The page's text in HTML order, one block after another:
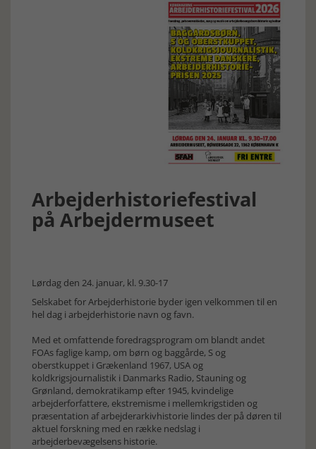
Arbejderhistoriefestival
på Arbejdermuseet
Lørdag den 24. januar, kl. 9.30-17
Selskabet for Arbejderhistorie byder igen velkommen til en
hel dag i arbejderhistorie navn og favn.
Med et omfattende foredragsprogram om blandt andet
FOAs faglige kamp, om børn og baggårde, S og
oberstkuppet i Grækenland 1967, USA og
koldkrigsjournalistik i Danmarks Radio, Stauning og
Grønland, demokratikamp efter 1945, kvindelige
arbejderforfattere, ekstremisme i mellemkrigstiden og
præsentation af arbejderarkivhistorie lindes der på døren til
aktuel forskning med en række nedslag i
arbejderbevægelsens historie.